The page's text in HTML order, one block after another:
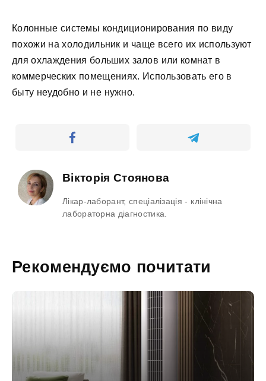
Колонные системы кондиционирования по виду
похожи на холодильник и чаще всего их используют
для охлаждения больших залов или комнат в
коммерческих помещениях. Использовать его в
быту неудобно и не нужно.
Вікторія Стоянова
Лікар-лаборант, спеціалізація - клінічна
лабораторна діагностика.
Рекомендуємо почитати